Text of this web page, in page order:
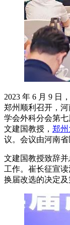
2023 年 6 月 9 日
郑州顺利召开，
学会外科分会第
文建国教授， 郑州
议。会议由河南省
文建国教授致辞
工作。崔长征宣
换届改选的决定及